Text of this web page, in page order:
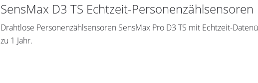
SensMax D3 TS Echtzeit-Personenzählsensoren
Drahtlose Personenzählsensoren SensMax Pro D3 TS mit Echtzeit-
zu 1 Jahr.